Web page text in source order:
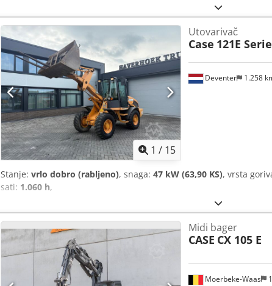
1 / 15
Deventer 1.258
Utovarivač
Case 121E
Stanje: vrlo dobro (rabljeno), snaga: 47 kW (63,90 KS), vrsta
sati: 1.060 h,
Moerbeke-Waas
Midi bager
CASE CX 105 E